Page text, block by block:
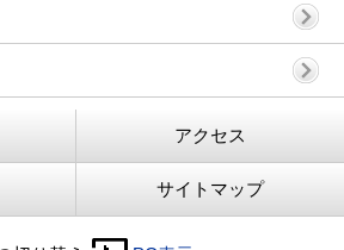
アクセス
サイトマップ